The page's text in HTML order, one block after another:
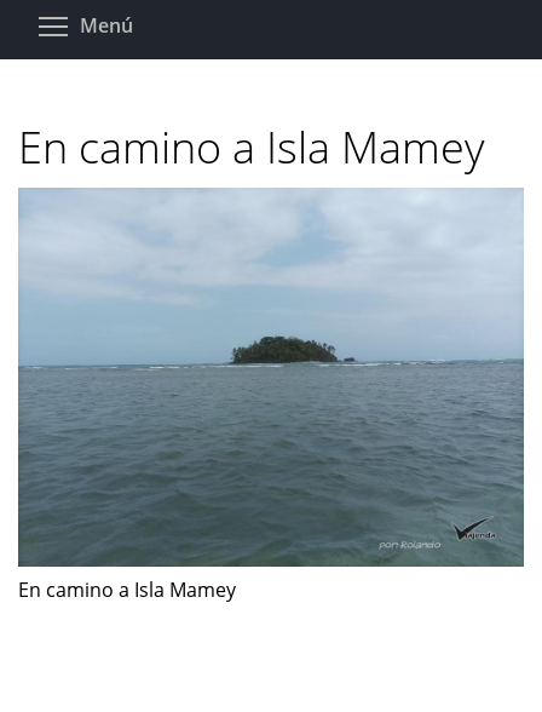
Pasar
Menú
En camino a Isla Mamey
En camino a Isla Mamey